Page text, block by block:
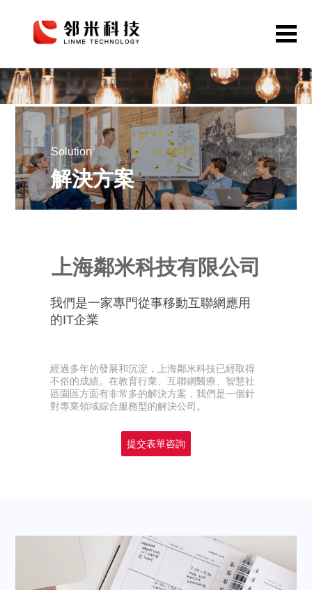
首頁
網站定制
APP開發
公眾號小程序
解決方案
動態資訊
聯系我們
Solution
解決方案
上海鄰米科技有限公司
我們是一家專門從事移動互聯網應用
的IT企業
經過多年的發展和沉淀，上海鄰米科技已經取得
不俗的成績。在教育行業、互聯網醫療、智慧社
區園區方面有非常多的解決方案，我們是一個針
對專業領域綜合服務型的解決公司。
提交表單咨詢